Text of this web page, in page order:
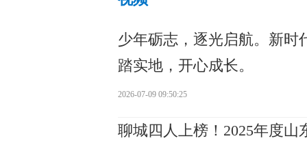
少年砺志，逐光启航。新时
踏实地，开心成长。
2026-07-09 09:50:25
聊城四人上榜！2025年度